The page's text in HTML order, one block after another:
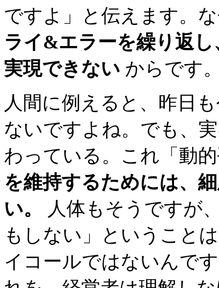
ですよ」と伝えます。
ライ&エラーを繰り返
実現できない からです
人間に例えると、昨日
ないですよね。でも、
わっている。これ「動
を維持するためには、
い。
人体もそうですが
もしない」ということ
イコールではないんで